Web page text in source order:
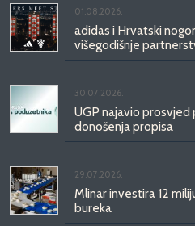
01.08.2026.
adidas i Hrvatski
višegodišnje
30.07.2026.
UGP najavio
donošenja propisa
29.07.2026.
Mlinar investira 12
bureka